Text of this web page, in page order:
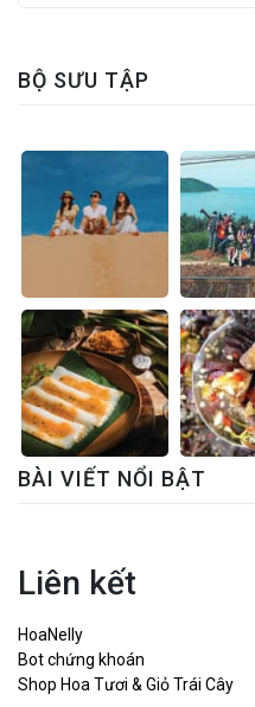
BỘ SƯU TẬP
BÀI VIẾT NỔI BẬT
Liên kết
HoaNelly
Bot chứng khoán
Shop Hoa Tươi & Giỏ Trái Cây